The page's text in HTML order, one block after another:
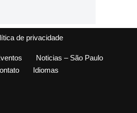
de privacidade
Noticias – São Paulo
Idiomas